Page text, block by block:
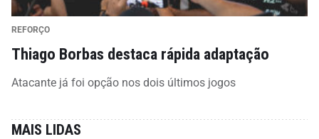
REFORÇO
Thiago Borbas destaca rápida adaptação
Atacante já foi opção nos dois últimos jogos
MAIS LIDAS